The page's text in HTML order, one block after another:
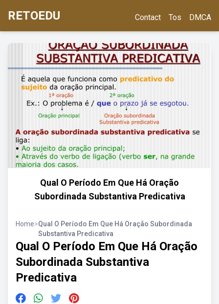
RETOEDU Contact Tos DMCA
Qual O Período Em Que Há Oração
Subordinada Substantiva Predicativa
Home>Qual O Período Em Que Há Oração Subordinada
Substantiva Predicativa
Qual O Período Em Que Há Oração
Subordinada Substantiva
Predicativa